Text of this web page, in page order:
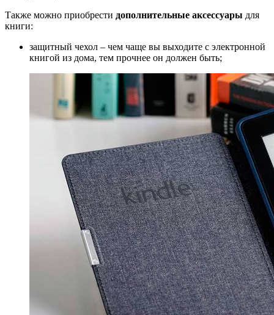
Также можно приобрести дополнительные аксессуары для
книги:
защитный чехол – чем чаще вы выходите с электронной
книгой из дома, тем прочнее он должен быть;